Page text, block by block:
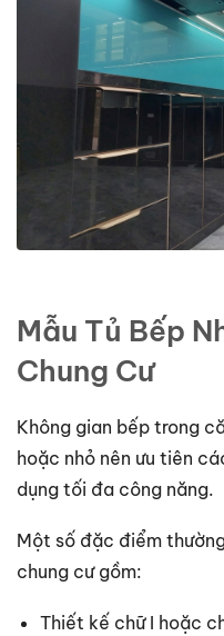
Mẫu Tủ Bếp
Chung Cư
Không gian bếp trong
hoặc nhỏ nên ưu tiên
dụng tối đa công năng.
Một số đặc điểm
chung cư gồm:
Thiết kế chữ I hoặc